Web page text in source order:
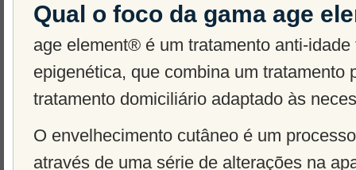
Qual o foco da gama age
age element® é um tratamento anti-
epigenética, que combina um tratamento
tratamento domiciliário adaptado às
O envelhecimento cutâneo é um
através de uma série de alterações na